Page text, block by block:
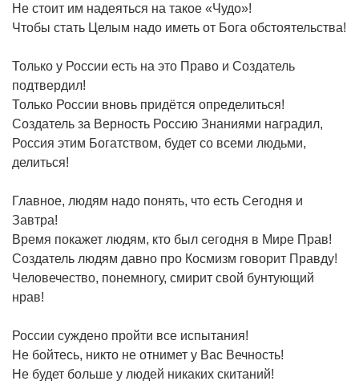
Не стоит им надеяться на такое «Чудо»!
Чтобы стать Целым надо иметь от Бога обстоятельства!
Только у России есть на это Право и Создатель
подтвердил!
Только России вновь придётся определиться!
Создатель за Верность Россию Знаниями наградил,
Россия этим Богатством, будет со всеми людьми,
делиться!
Главное, людям надо понять, что есть Сегодня и
Завтра!
Время покажет людям, кто был сегодня в Мире Прав!
Создатель людям давно про Космизм говорит Правду!
Человечество, понемногу, смирит свой бунтующий
нрав!
России суждено пройти все испытания!
Не бойтесь, никто не отнимет у Вас Вечность!
Не будет больше у людей никаких скитаний!